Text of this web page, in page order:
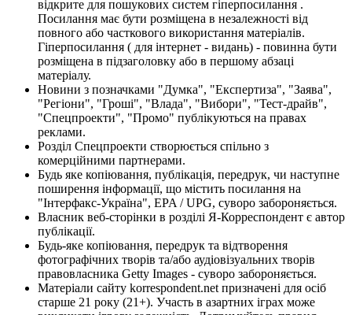
відкрите для пошукових систем гіперпосилання .
Посилання має бути розміщена в незалежності від
повного або часткового використання матеріалів.
Гіперпосилання ( для інтернет - видань) - повинна бути
розміщена в підзаголовку або в першому абзаці
матеріалу.
Новини з позначками "Думка", "Експертиза", "Заява",
"Регіони", "Гроші", "Влада", "Вибори", "Тест-драйв",
"Спецпроекти", "Промо" публікуються на правах
реклами.
Розділ Спецпроекти створюється спільно з
комерційними партнерами.
Будь яке копіювання, публікація, передрук, чи наступне
поширення інформації, що містить посилання на
"Інтерфакс-Україна", EPA / UPG, суворо забороняється.
Власник веб-сторінки в розділі Я-Корреспондент є автор
публікації.
Будь-яке копіювання, передрук та відтворення
фотографічних творів та/або аудіовізуальних творів
правовласника Getty Images - суворо забороняється.
Матеріали сайту korrespondent.net призначені для осіб
старше 21 року (21+). Участь в азартних іграх може